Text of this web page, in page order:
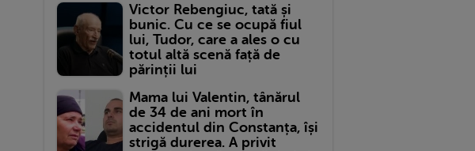
Victor Rebengiuc, tată și
bunic. Cu ce se ocupă fiul
lui, Tudor, care a ales o cu
totul altă scenă față de
părinții lui
Mama lui Valentin, tânărul
de 34 de ani mort în
accidentul din Constanța, își
strigă durerea. A privit